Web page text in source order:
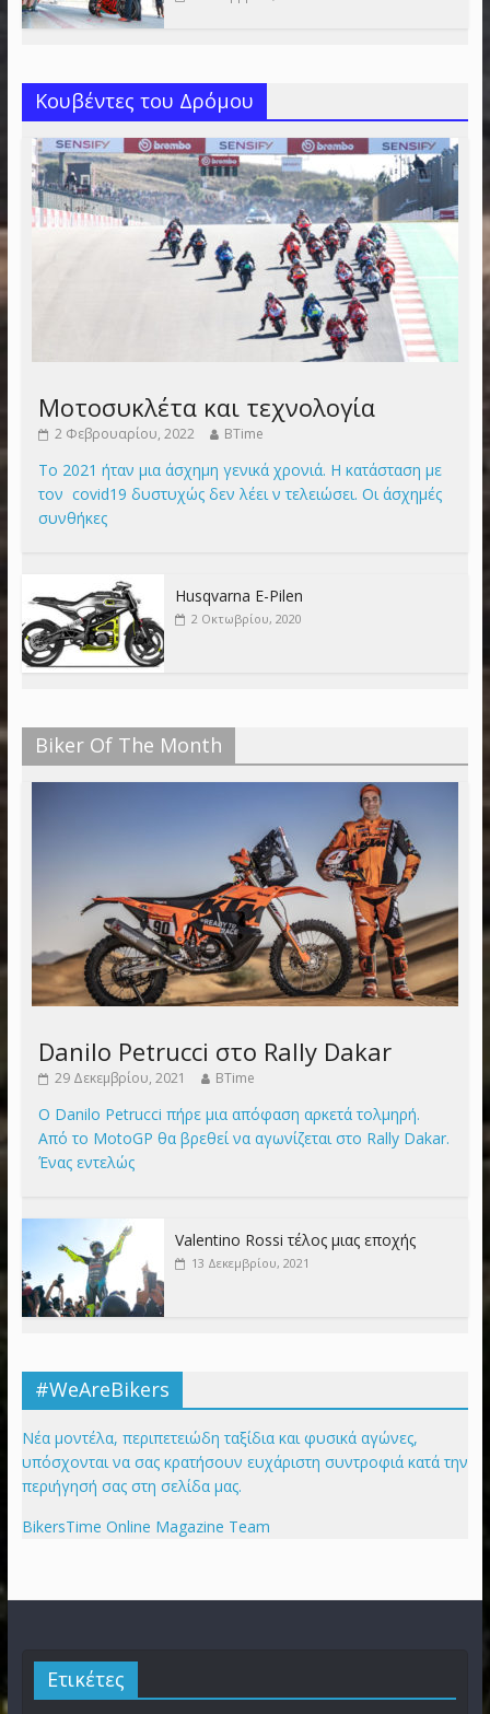
Κουβέντες του Δρόμου
Μοτοσυκλέτα και τεχνολογία
2 Φεβρουαρίου, 2022 BTime
Το 2021 ήταν μια άσχημη γενικά χρονιά. Η κατάσταση με
τον covid19 δυστυχώς δεν λέει ν τελειώσει. Οι άσχημές
συνθήκες
Husqvarna E-Pilen
2 Οκτωβρίου, 2020
Biker Of The Month
Danilo Petrucci στο Rally Dakar
29 Δεκεμβρίου, 2021 BTime
Ο Danilo Petrucci πήρε μια απόφαση αρκετά τολμηρή.
Από το MotoGP θα βρεθεί να αγωνίζεται στο Rally Dakar.
Ένας εντελώς
Valentino Rossi τέλος μιας εποχής
13 Δεκεμβρίου, 2021
#WeAreBikers
Νέα μοντέλα, περιπετειώδη ταξίδια και φυσικά αγώνες,
υπόσχονται να σας κρατήσουν ευχάριστη συντροφιά κατά την
περιήγησή σας στη σελίδα μας.
BikersTime Online Magazine Team
Ετικέτες